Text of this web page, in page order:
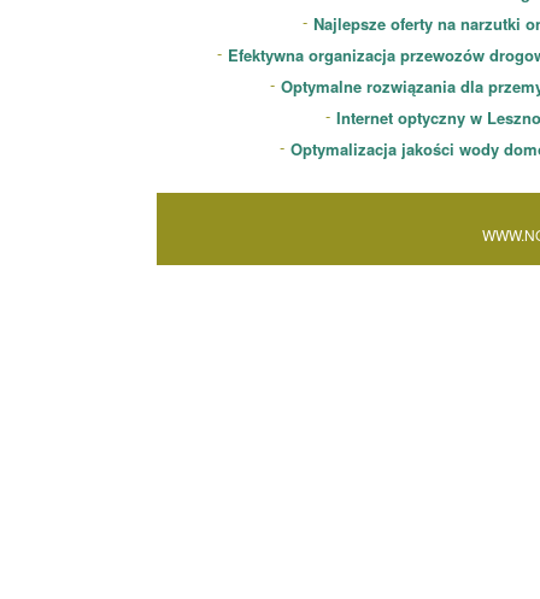
Najlepsze oferty na narzutki
Efektywna organizacja przewozów
Optymalne rozwiązania dla
Internet optyczny w
Optymalizacja jakości wody